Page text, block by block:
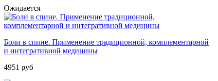
Ожидается
Боли в спине. Применение традиционной, комплементарной
и интегративной медицины
4951 руб